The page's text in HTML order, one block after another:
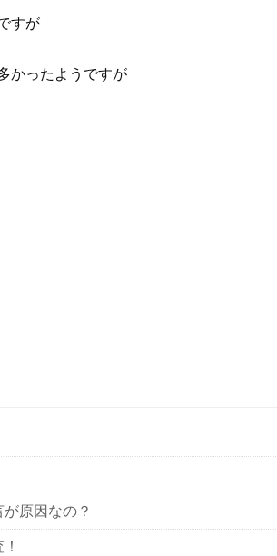
すが
かったようですが
原因なの？